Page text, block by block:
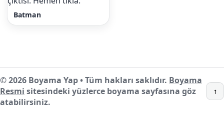
Batman
© 2026 Boyama Yap • Tüm hakları saklıdır. Boyama
Resmi sitesindeki yüzlerce boyama sayfasına göz
atabilirsiniz.
↑